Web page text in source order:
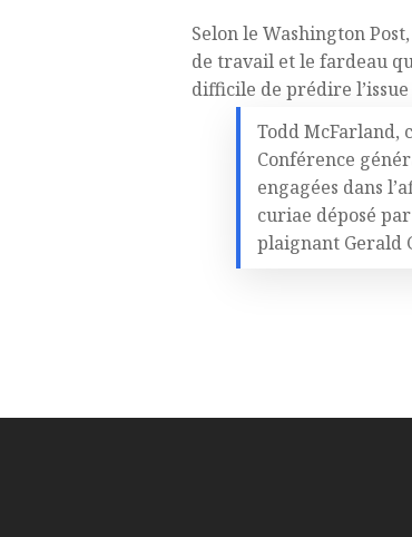
Selon le Washington
de travail et le fardeau
difficile de prédire
Todd McFarland,
Conférence
engagées dans
curiae déposé
plaignant Gerald